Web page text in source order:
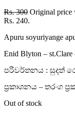
Rs.300 Original price
Rs. 240.
Apuru soyuriyange
Enid Blyton –
පරිවර්තනය : සුදත්
ප්‍රකාශනය – තරංග
Out of stock